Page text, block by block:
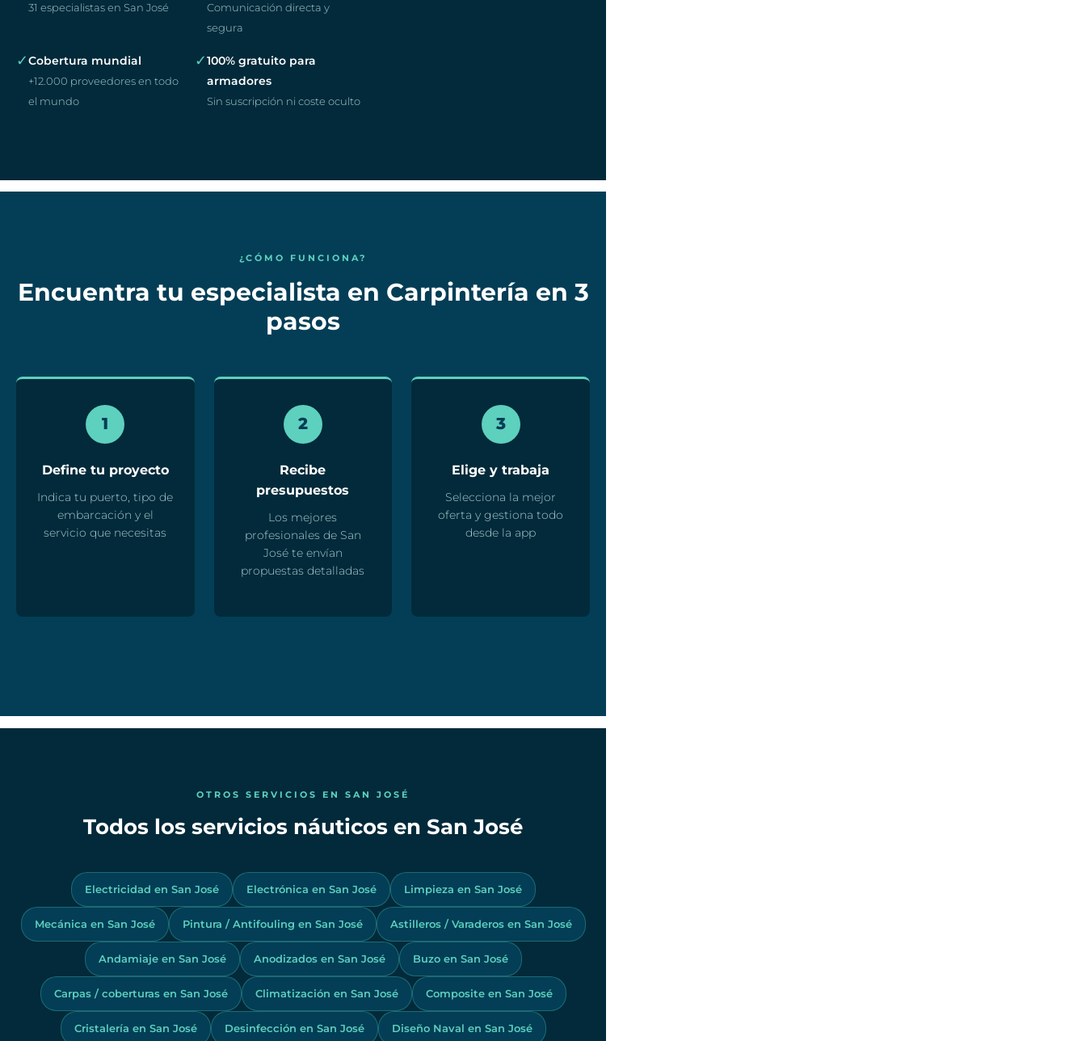
31 especialistas en San José
Comunicación directa y
segura
✓Cobertura mundial
+12.000 proveedores en todo
el mundo
✓100% gratuito para
armadores
Sin suscripción ni coste oculto
¿CÓMO FUNCIONA?
Encuentra tu especialista en Carpintería en 3
pasos
1
Define tu proyecto
Indica tu puerto, tipo de
embarcación y el
servicio que necesitas
2
Recibe
presupuestos
Los mejores
profesionales de San
José te envían
propuestas detalladas
3
Elige y trabaja
Selecciona la mejor
oferta y gestiona todo
desde la app
OTROS SERVICIOS EN SAN JOSÉ
Todos los servicios náuticos en San José
Electricidad en San José Electrónica en San José Limpieza en San José
Mecánica en San José Pintura / Antifouling en San José Astilleros / Varaderos en San José
Andamiaje en San José Anodizados en San José Buzo en San José
Carpas / coberturas en San José Climatización en San José Composite en San José
Cristalería en San José Desinfección en San José Diseño Naval en San José